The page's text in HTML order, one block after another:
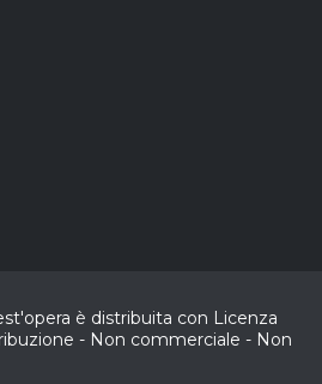
è distribuita con Licenza
- Non commerciale - Non